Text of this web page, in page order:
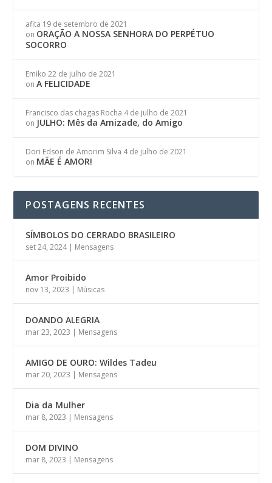
afita 19 de setembro de 2021
on ORAÇÃO A NOSSA SENHORA DO PERPÉTUO
SOCORRO
Emiko 22 de julho de 2021
onA FELICIDADE
Francisco das chagas Rocha 4 de julho de 2021
on JULHO: Mês da Amizade, do Amigo
Dori Edson de Amorim Silva 4 de julho de 2021
on MÃE É AMOR!
POSTAGENS RECENTES
SÍMBOLOS DO CERRADO BRASILEIRO
set 24, 2024| Mensagens
Amor Proibido
nov 13, 2023 | Músicas
DOANDO ALEGRIA
mar 23, 2023 | Mensagens
AMIGO DE OURO: Wildes Tadeu
mar 20, 2023 | Mensagens
Dia da Mulher
mar 8, 2023 | Mensagens
DOM DIVINO
mar 8, 2023 | Mensagens